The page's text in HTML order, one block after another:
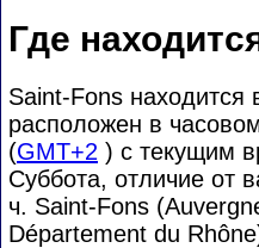
Где
Saint-Fons находится
расположен в
(GMT+2 ) с текущим
Суббота, отличие от
ч. Saint-Fons
Département du